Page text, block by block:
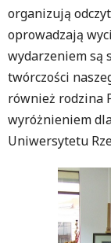
organizują
oprowadzają
wydarzeniem są
twórczości
również rodzina
wyróżnieniem
Uniwersytetu